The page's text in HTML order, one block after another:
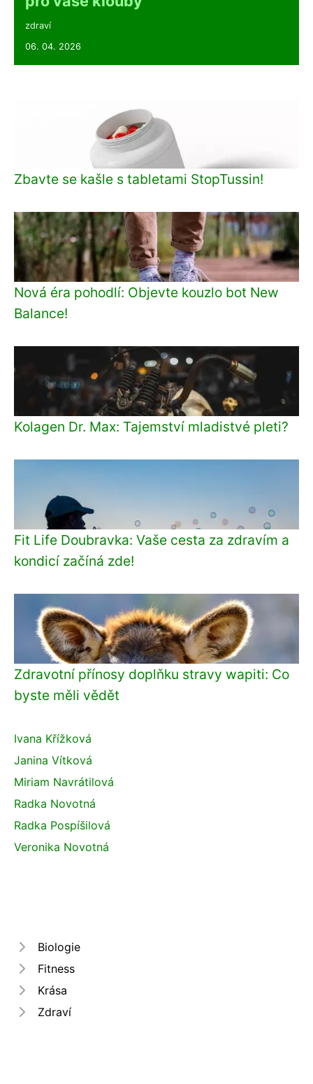
zdraví
06. 04. 2026
Zbavte se kašle s tabletami StopTussin!
Nová éra pohodlí: Objevte kouzlo bot New
Balance!
Kolagen Dr. Max: Tajemství mladistvé pleti?
Fit Life Doubravka: Vaše cesta za zdravím a
kondicí začíná zde!
Zdravotní přínosy doplňku stravy wapiti: Co
byste měli vědět
Ivana Křížková
Janina Vítková
Miriam Navrátilová
Radka Novotná
Radka Pospíšilová
Veronika Novotná
Biologie
Fitness
Krása
Zdraví